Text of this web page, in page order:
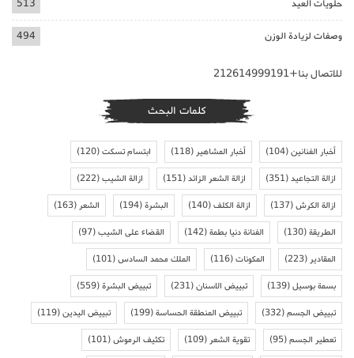
حلويات العيد 513
وصفات لزيادة الوزن 494
للاتصال بنا+212614999191
كلمات البحث
أخبار الفنانين(104) أخبار المشاهير (118) ابتسام تسكت(120)
ازالة التجاعيد(351) ازالة الشعر الزائد(151) ازالة الشيب(222)
ازالة الكرش(137) ازالة الكلف(140) البشرة(194) الشعر (163)
الطريقة(130) الفنانة دنيا بطمة(142) القضاء على الشيب(97)
المقادير (223) المكونات(116) الملك محمد السادس(101)
بسمة بوسيل(139) تبييض الاسنان(231) تبييض البشرة(559)
تبييض الجسم(332) تبييض المنطقة الحساسة(199) تبييض اليدين(119)
تعطير الجسم(95) تقوية الشعر (109) تكثيف الرموش(101)